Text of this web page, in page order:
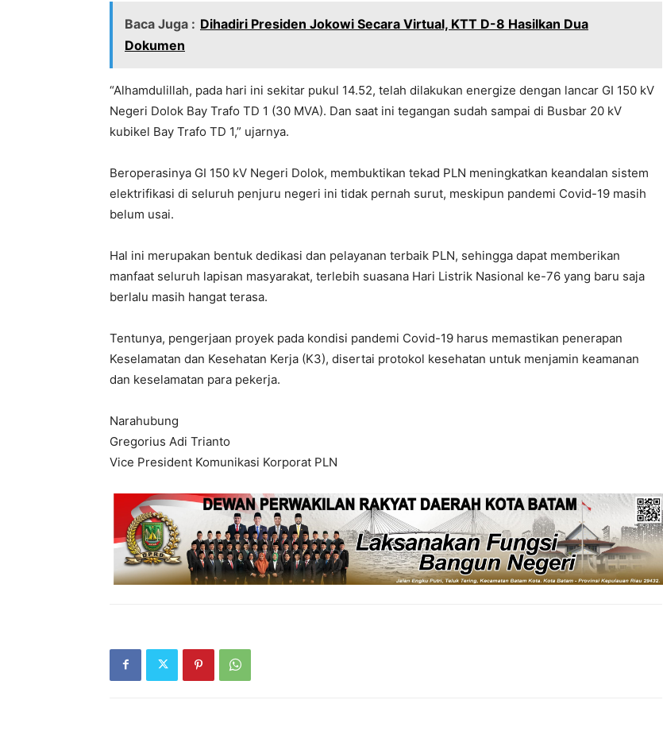
Baca Juga : Dihadiri Presiden Jokowi Secara Virtual, KTT D-8 Hasilkan Dua
Dokumen
“Alhamdulillah, pada hari ini sekitar pukul 14.52, telah dilakukan energize dengan lancar GI 150 kV
Negeri Dolok Bay Trafo TD 1 (30 MVA). Dan saat ini tegangan sudah sampai di Busbar 20 kV
kubikel Bay Trafo TD 1,” ujarnya.
Beroperasinya GI 150 kV Negeri Dolok, membuktikan tekad PLN meningkatkan keandalan sistem
elektrifikasi di seluruh penjuru negeri ini tidak pernah surut, meskipun pandemi Covid-19 masih
belum usai.
Hal ini merupakan bentuk dedikasi dan pelayanan terbaik PLN, sehingga dapat memberikan
manfaat seluruh lapisan masyarakat, terlebih suasana Hari Listrik Nasional ke-76 yang baru saja
berlalu masih hangat terasa.
Tentunya, pengerjaan proyek pada kondisi pandemi Covid-19 harus memastikan penerapan
Keselamatan dan Kesehatan Kerja (K3), disertai protokol kesehatan untuk menjamin keamanan
dan keselamatan para pekerja.
Narahubung
Gregorius Adi Trianto
Vice President Komunikasi Korporat PLN